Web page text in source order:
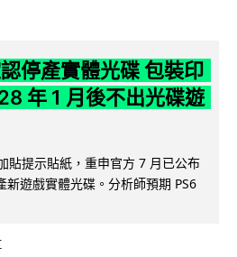
停產實體光碟 包裝印
年 1 月後不出光碟遊
貼提示貼紙，重申官方 7 月已公布
遊戲實體光碟。分析師預期 PS6